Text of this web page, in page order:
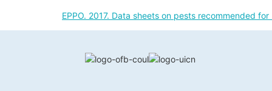
EPPO. 2017. Data sheets on pests recommended